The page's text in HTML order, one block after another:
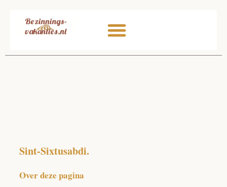
Sint-Sixtusabdi.
Over deze pagina